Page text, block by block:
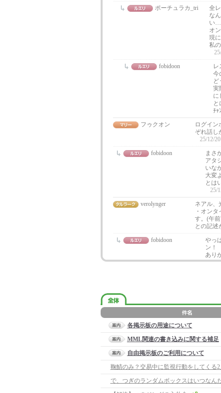
ポーチュラカ_tri
全
な
い
オ
現
私
fobidoon
レ
今
ど
実
に
ﾁｬ
フゥクオン
ログイン
ぞれ話し
25/12/
fobidoon
まさ
アタ
いな
大変
とは
25/
verolynger
ネアル、
・オン
す。(午
との記
fobidoon
やっ
ン！
あり
各掲示板の用途について
MML関連の書き込みに関する補足
自由掲示板のご利用について
鞠鯖のみ？交易中に監視行動をしてくる